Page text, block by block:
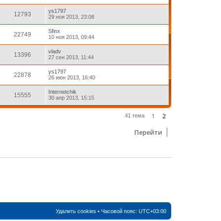
12793
ys1797
29 ноя 2013, 23:08
22749
Sfinx
10 ноя 2013, 09:44
13396
vladv
27 сен 2013, 11:44
22878
ys1797
26 июн 2013, 16:40
15555
Internetchik
30 апр 2013, 15:15
41 тема 1 2
Перейти
Удалить cookies • Часовой пояс:UTC+03:00